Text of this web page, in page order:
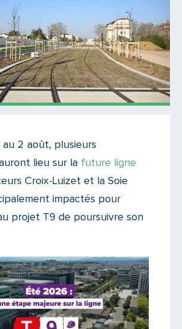
commentaire...
vôtre
au 2 août, plusieurs
lieu sur la future ligne
Croix-Luizet et la Soie
impactés pour
projet T9 de poursuivre son